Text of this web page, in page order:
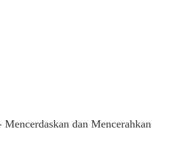
dan Mencerahkan